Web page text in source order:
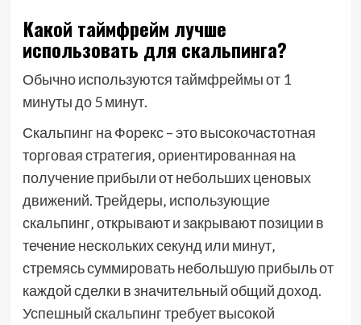
Какой таймфрейм лучше
использовать для скальпинга?
Обычно используются таймфреймы от 1
минуты до 5 минут.
Скальпинг на Форекс – это высокочастотная
торговая стратегия‚ ориентированная на
получение прибыли от небольших ценовых
движений. Трейдеры‚ использующие
скальпинг‚ открывают и закрывают позиции в
течение нескольких секунд или минут‚
стремясь суммировать небольшую прибыль от
каждой сделки в значительный общий доход.
Успешный скальпинг требует высокой